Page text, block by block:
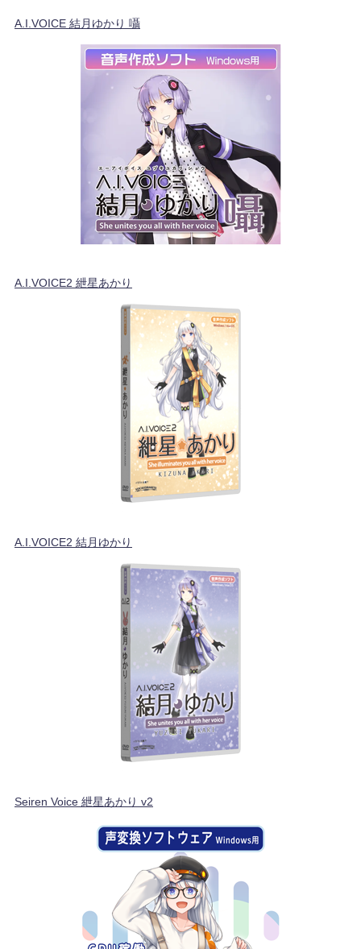
A.I.VOICE 結月ゆかり 囁
A.I.VOICE2 紲星あかり
A.I.VOICE2 結月ゆかり
Seiren Voice 紲星あかり v2